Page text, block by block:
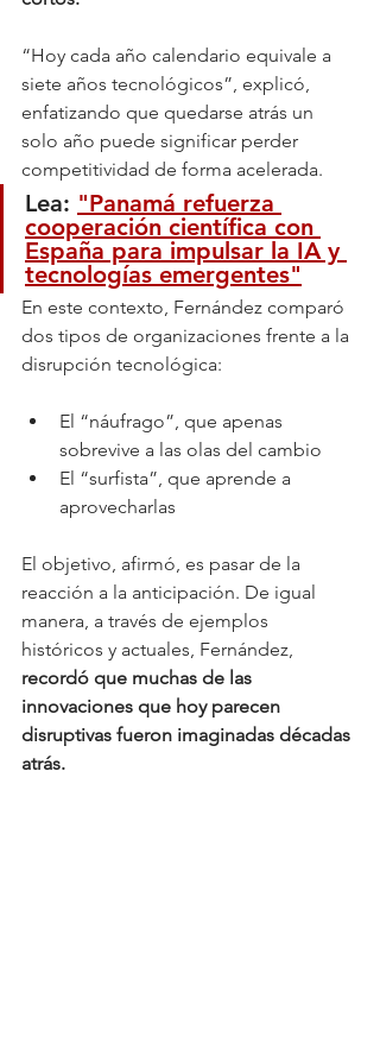
“Hoy cada año calendario equivale a
siete años tecnológicos”, explicó,
enfatizando que quedarse atrás un
solo año puede significar perder
competitividad de forma acelerada.
Lea: "Panamá refuerza
cooperación científica con
España para impulsar la IA y
tecnologías emergentes"
En este contexto, Fernández comparó
dos tipos de organizaciones frente a la
disrupción tecnológica:
El “náufrago”, que apenas
sobrevive a las olas del cambio
El “surfista”, que aprende a
aprovecharlas
El objetivo, afirmó, es pasar de la
reacción a la anticipación. De igual
manera, a través de ejemplos
históricos y actuales, Fernández,
recordó que muchas de las
innovaciones que hoy parecen
disruptivas fueron imaginadas décadas
atrás.